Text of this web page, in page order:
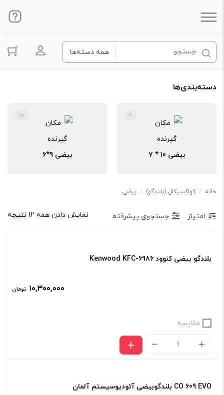
ورود به
دسته‌بندی‌ها
بیضی 10 * 7
2
بیضی 9*6
10
خانه / کواکسیکال (بلندگو) / بیضی
نمایش دادن همه 12 نتیجه امتیاز جستجوی پیشرفته
بلندگو بیضی کنوود Kenwood KFC-6986
۱۰,۳۰۰,۰۰۰ تومان
مقایسه
بلندگو
بیضی
Kenwood
CO 609 EVO بلندگوبیضی آئودیوسیستم آلمان